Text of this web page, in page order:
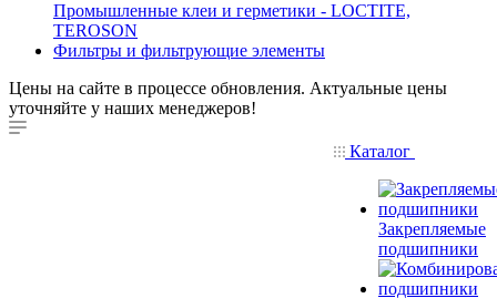
Промышленные клеи и герметики - LOCTITE,
TEROSON
Фильтры и фильтрующие элементы
Цены на сайте в процессе обновления. Актуальные цены
уточняйте у наших менеджеров!
Каталог
Закрепляемые
подшипники